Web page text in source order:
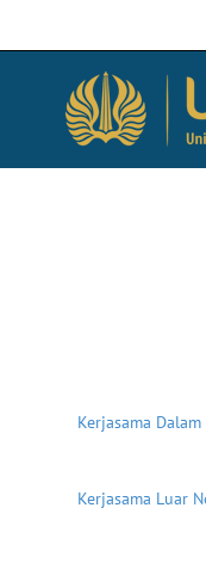
Kerjasama
Kerjasama Luar